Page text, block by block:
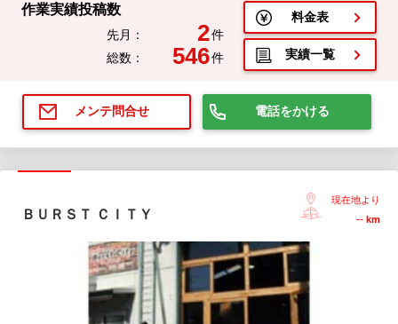
作業実績投稿数
先月： 2件
総数：
546件
料金表
実績一覧
メンテ問合せ 電話をかける
ＢＵＲＳＴ ＣＩＴＹ
現在地より
-- km